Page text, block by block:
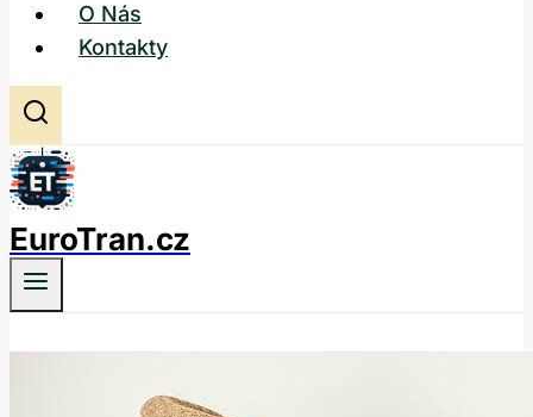
O Nás
Kontakty
EuroTran.cz